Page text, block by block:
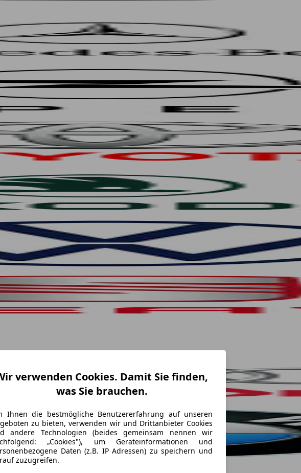
verwenden Cookies. Damit Sie finden,
was Sie brauchen.
Ihnen die bestmögliche Benutzererfahrung auf unseren
zu bieten, verwenden wir und Drittanbieter Cookies
andere Technologien (beides gemeinsam nennen wir
„Cookies"), um Geräteinformationen und
Daten (z.B. IP Adressen) zu speichern und
zuzugreifen.